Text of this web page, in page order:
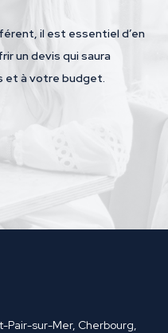
il est essentiel d’en
un devis qui saura
et à votre budget.
Pair-sur-Mer, Cherbourg,